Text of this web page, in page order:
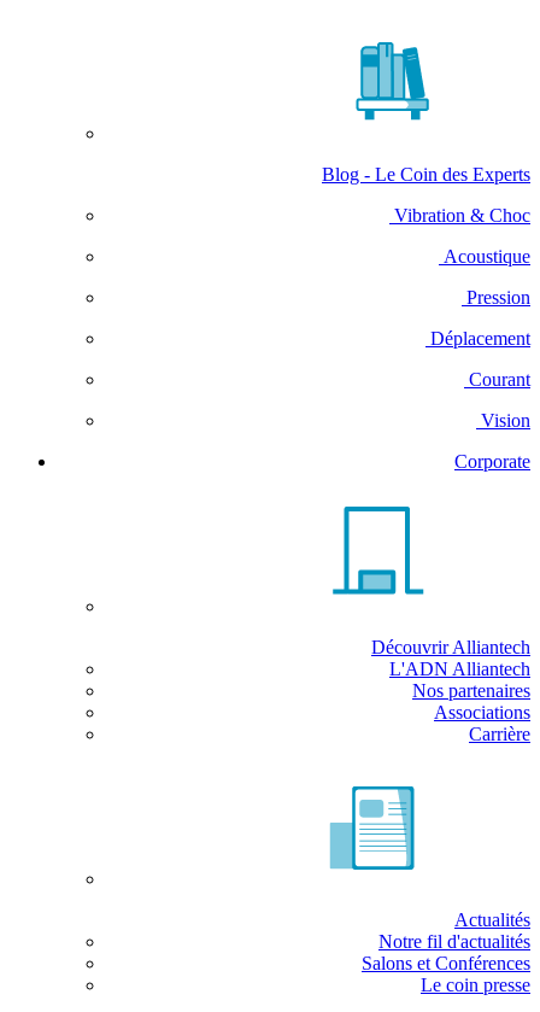
Blog - Le Coin des Experts
Vibration & Choc
Acoustique
Pression
Déplacement
Courant
Vision
Corporate
Découvrir Alliantech
L'ADN Alliantech
Nos partenaires
Associations
Carrière
Actualités
Notre fil d'actualités
Salons et Conférences
Le coin presse